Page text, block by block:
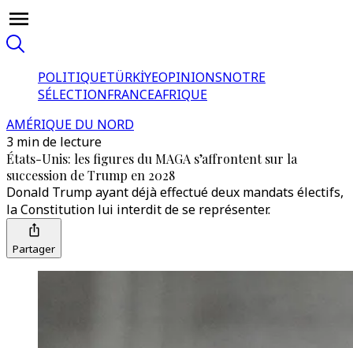
POLITIQUETÜRKİYEOPINIONSNOTRE
SÉLECTIONFRANCEAFRIQUE
AMÉRIQUE DU NORD
3 min de lecture
États-Unis: les figures du MAGA s’affrontent sur la
succession de Trump en 2028
Donald Trump ayant déjà effectué deux mandats électifs,
la Constitution lui interdit de se représenter.
Partager